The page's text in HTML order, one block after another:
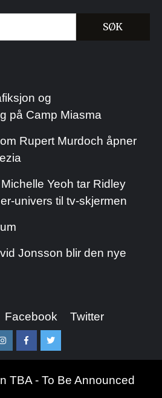
og
på Camp Miasma
Rupert Murdoch åpner
Yeoh tar Ridley
univers til tv-skjermen
Jonsson blir den nye
Facebook Twitter
InstagramFacebookTwitter
TBA - To Be Announced